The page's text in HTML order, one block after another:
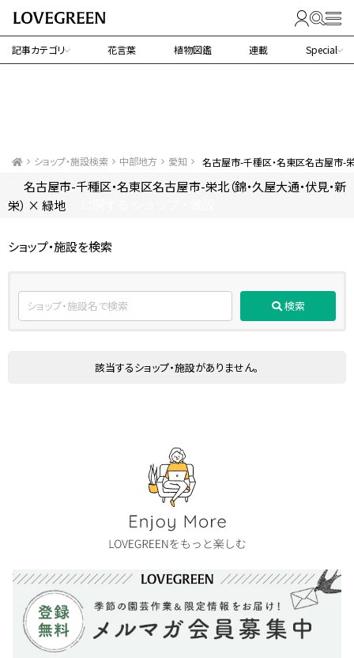
記事カテゴリ 花言葉 植物図鑑 連載 Special
ショップ・施設検索 中部地方 愛知
名古屋市-千種区・名東区名古屋市-栄
名古屋市-千種区・名東区名古屋市-栄北（錦・久屋大通・伏見・新
栄） × 緑地
ショップ・施設を検索
検索
該当するショップ・施設がありません。